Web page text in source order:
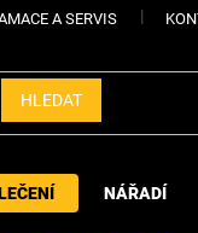
A SERVIS
HLEDAT
NÁŘADÍ